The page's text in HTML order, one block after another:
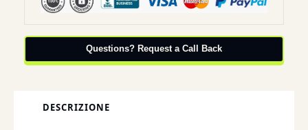
Questions? Request a Call Back
DESCRIZIONE